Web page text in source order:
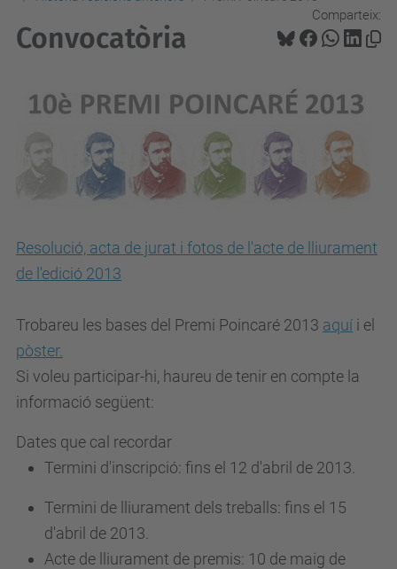
Comparteix:
Convocatòria
Resolució, acta de jurat i fotos de l'acte de lliurament
de l'edició 2013
Trobareu les bases del Premi Poincaré 2013 aquí i el
pòster.
Si voleu participar-hi, haureu de tenir en compte la
informació següent:
Dates que cal recordar
Termini d'inscripció: fins el 12 d'abril de 2013.
Termini de lliurament dels treballs: fins el 15
d'abril de 2013.
Acte de lliurament de premis: 10 de maig de